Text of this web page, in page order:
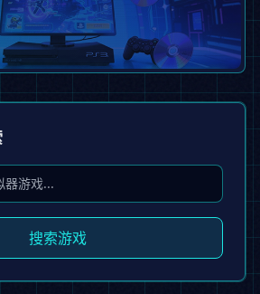
查看合集
布
渲染，完美兼容所有游戏
立即下载
搜索游戏